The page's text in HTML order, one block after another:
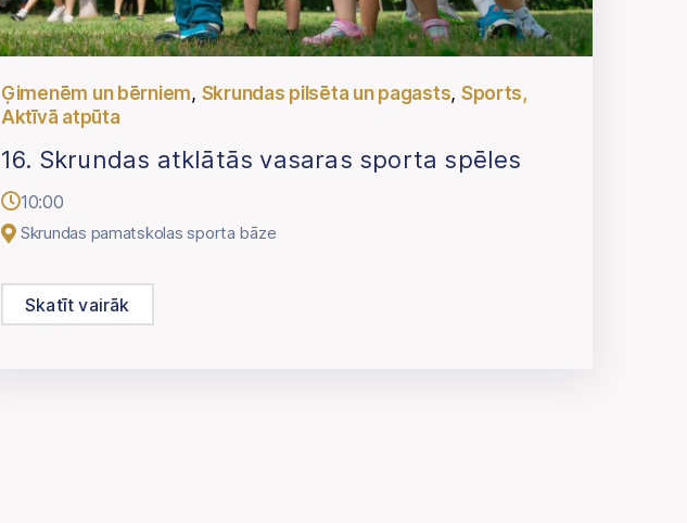
Ģimenēm un bērniem, Skrundas pilsēta un pagasts, Sports,
Aktīvā atpūta
16. Skrundas atklātās vasaras sporta spēles
10:00
Skrundas pamatskolas sporta bāze
Skatīt vairāk